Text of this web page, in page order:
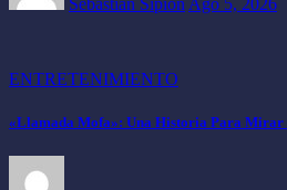
ENTRETENIMIENTO
«Llamada Mofa»: Una Historia Para Mirar